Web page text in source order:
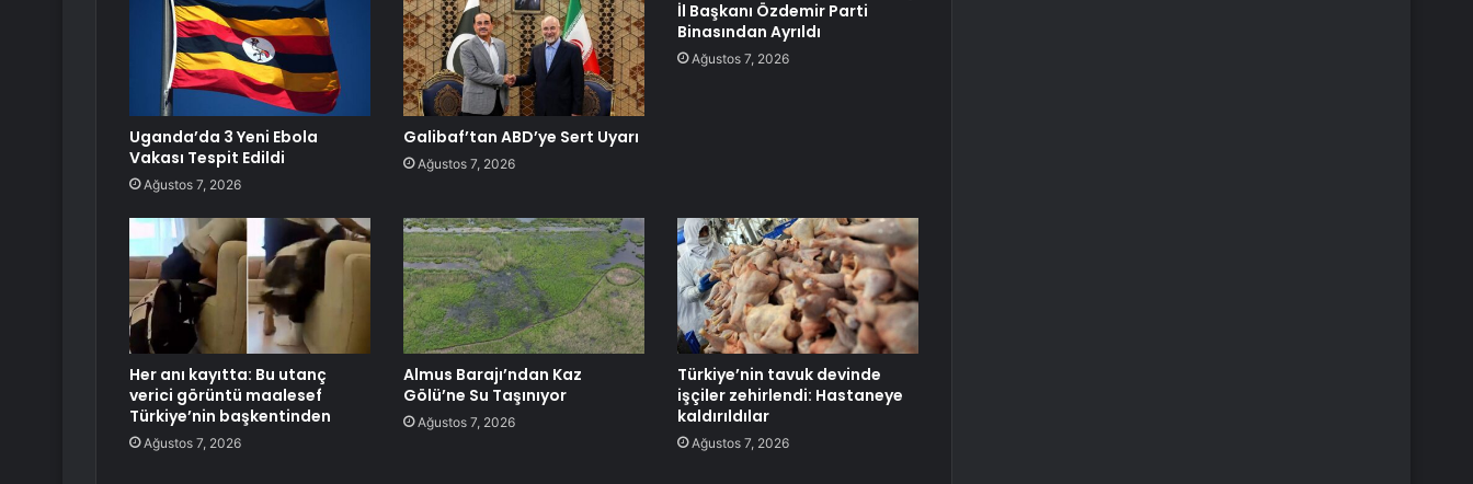
Uganda’da 3 Yeni Ebola
Vakası Tespit Edildi
Ağustos 7, 2026
Galibaf’tan ABD’ye Sert Uyarı
Ağustos 7, 2026
İl Başkanı Özdemir Parti
Binasından Ayrıldı
Ağustos 7, 2026
Her anı kayıtta: Bu utanç
verici görüntü maalesef
Türkiye’nin başkentinden
Ağustos 7, 2026
Almus Barajı’ndan Kaz
Gölü’ne Su Taşınıyor
Ağustos 7, 2026
Türkiye’nin tavuk devinde
işçiler zehirlendi: Hastaneye
kaldırıldılar
Ağustos 7, 2026